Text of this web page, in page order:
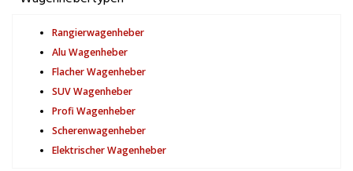
Rangierwagenheber
Alu Wagenheber
Flacher Wagenheber
SUV Wagenheber
Profi Wagenheber
Scherenwagenheber
Elektrischer Wagenheber